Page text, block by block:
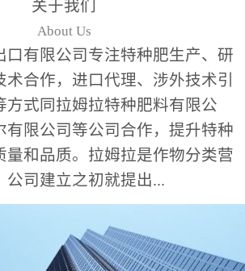
关于我们
About Us
口有限公司专注特种肥生产、研
术合作，进口代理、涉外技术引
方式同拉姆拉特种肥料有限公
有限公司等公司合作，提升特种
量和品质。拉姆拉是作物分类营
公司建立之初就提出...